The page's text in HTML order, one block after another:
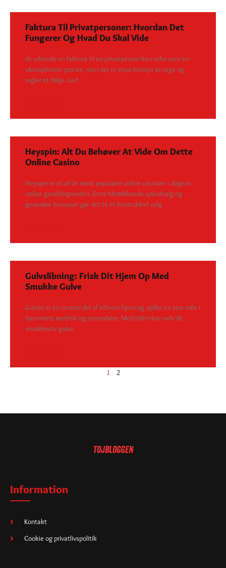
Faktura Til Privatpersoner: Hvordan Det
Fungerer Og Hvad Du Skal Vide
At udstede en faktura til en privatperson kan virke som en
ukompliceret proces, men der er visse hensyn at tage og
regler at følge. Lad
Heyspin: Alt Du Behøver At Vide Om Dette
Online Casino
Heyspin er et af de mest populære online casinoer i dagens
online gamblingverden. Dets tiltrækkende spiludvalg og
generøse bonusser gør det til et foretrukket valg
Gulvslibning: Frisk Dit Hjem Op Med
Smukke Gulve
Gulvet er en central del af ethvert hjem og spiller en stor rolle i
hjemmets æstetik og atmosfære. Med tiden kan selv de
smukkeste gulve
1 2
Information
Kontakt
Cookie og privatlivspolitik